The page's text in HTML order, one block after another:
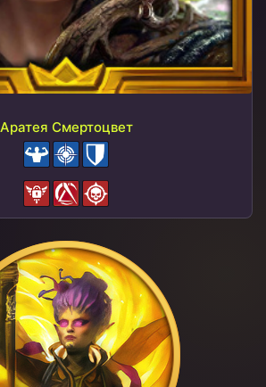
Аратея Смертоцвет